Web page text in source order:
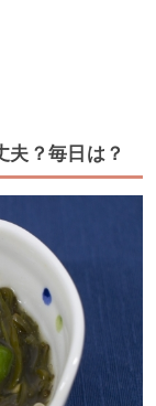
夫？毎日は？